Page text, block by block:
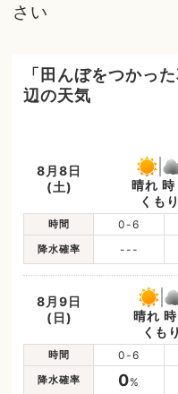
さい
「田んぼをつかっ
辺の天気
8月8日
(土)
晴れ 時
くもり
時間 0-6
降水確率 ---
8月9日
(日)
晴れ 時
くもり
時間 0-6
降水確率 0%